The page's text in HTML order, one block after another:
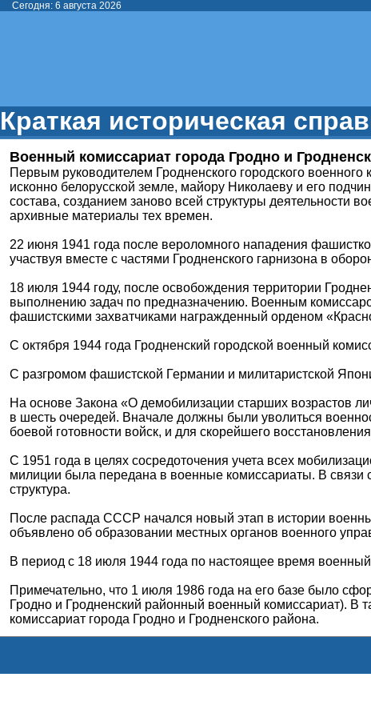
Сегодня: 6 августа 2026
Краткая историческая
Военный комиссариат города Гродно и
Первым руководителем Гродненского городского
исконно белорусской земле, майору Николаеву и его
состава, созданием заново всей структуры деятельности
архивные материалы тех времен.
22 июня 1941 года после вероломного нападения
участвуя вместе с частями Гродненского гарнизона в
18 июля 1944 году, после освобождения территории
выполнению задач по предназначению. Военным
фашистскими захватчиками награжденный орденом
С октября 1944 года Гродненский городской военный
С разгромом фашистской Германии и милитаристской
На основе Закона «О демобилизации старших возрастов
в шесть очередей. Вначале должны были уволиться
боевой готовности войск, и для скорейшего
С 1951 года в целях сосредоточения учета всех
милиции была передана в военные комиссариаты. В связи
структура.
После распада СССР начался новый этап в истории
объявлено об образовании местных органов военного
В период с 18 июля 1944 года по настоящее время
Примечательно, что 1 июля 1986 года на его базе было
Гродно и Гродненский районный военный комиссариат). В
комиссариат города Гродно и Гродненского района.